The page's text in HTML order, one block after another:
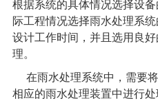
根据系统的具体情况选择设
际工程情况选择雨水处理系
设计工作时间，并且选用良
理。
在雨水处理系统中，需要
相应的雨水处理装置中进行